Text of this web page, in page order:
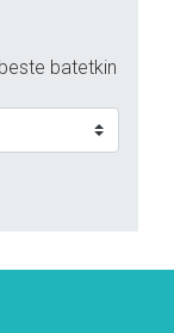
batetkin